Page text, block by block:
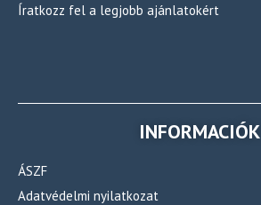
Íratkozz fel a legjobb ajánlatokért
INFORMACIÓK
ÁSZF
Adatvédelmi nyilatkozat